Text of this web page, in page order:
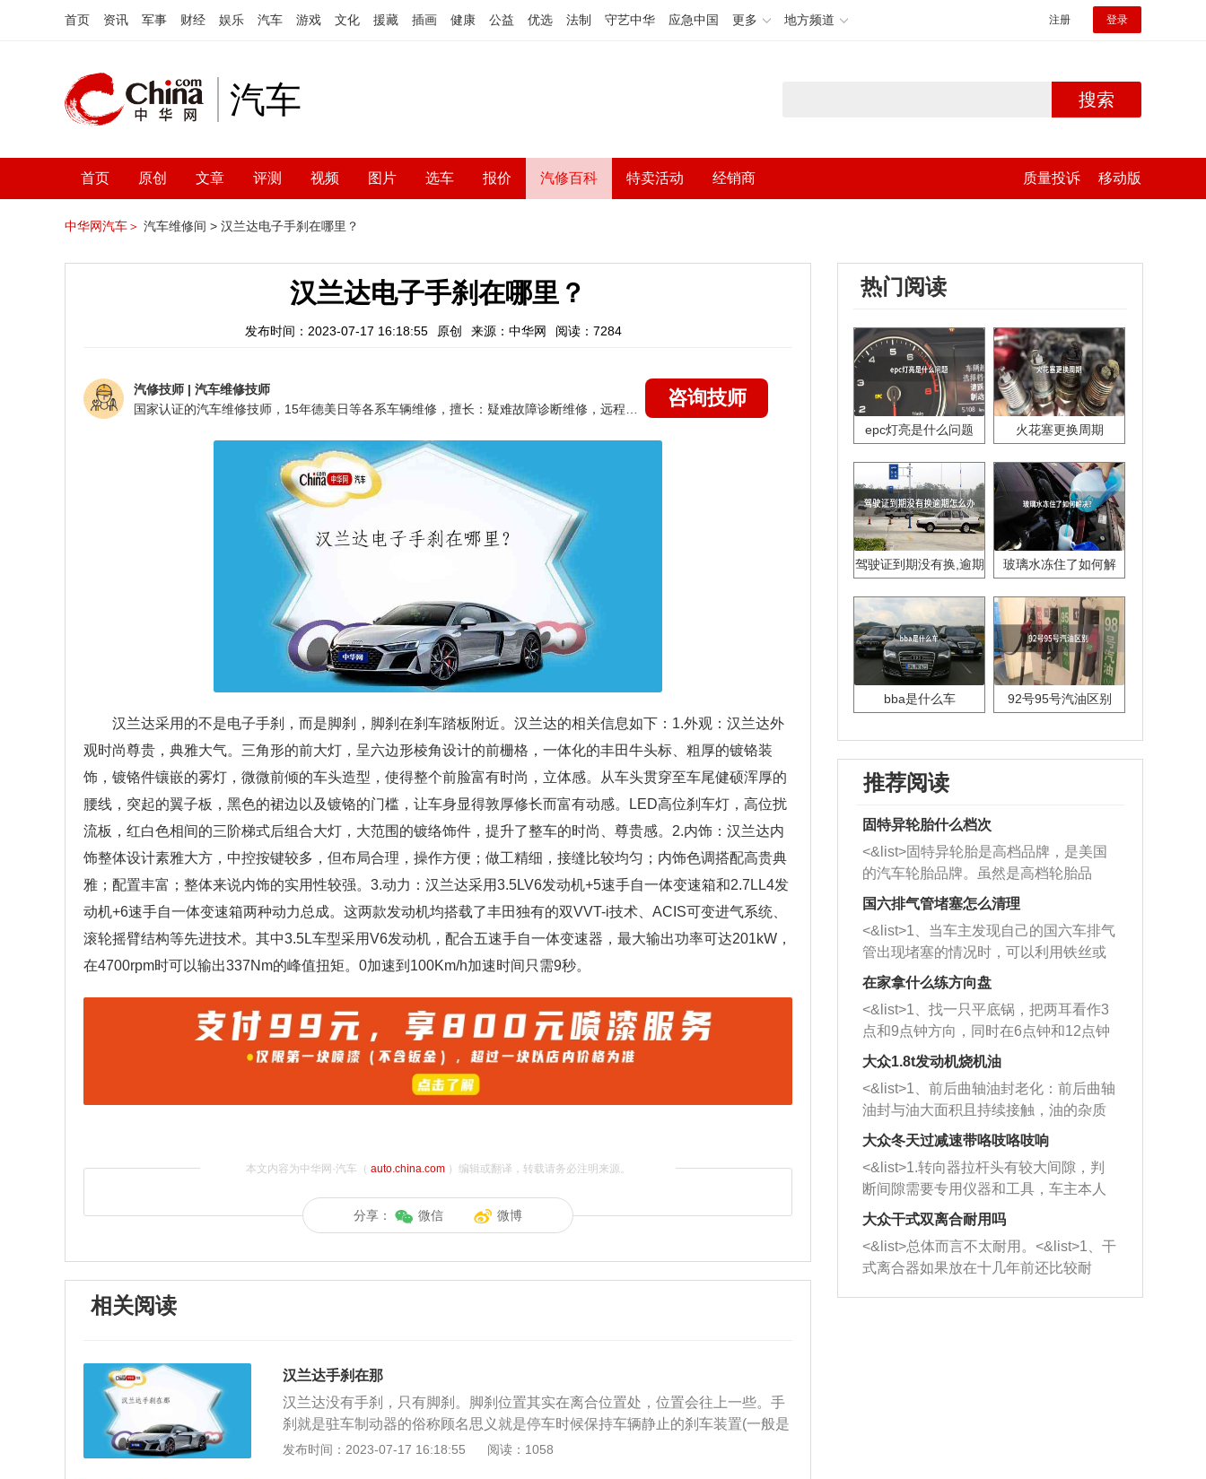
首页 资讯 军事 财经 娱乐 汽车 游戏 文化 援藏 插画 健康 公益 优选 法制 守艺中华 应急中国 更多 地方频道 注册 登录
汽车 搜索
首页 原创 文章 评测 视频 图片 选车 报价 汽修百科 特卖活动 经销商 质量投诉 移动版
中华网汽车＞ 汽车维修间 > 汉兰达电子手刹在哪里？
汉兰达电子手刹在哪里？
发布时间：2023-07-17 16:18:55 原创 来源：中华网 阅读：7284
汽修技师 | 汽车维修技师
咨询技师
汉兰达采用的不是电子手刹，而是脚刹，脚刹在刹车踏板附近。汉兰达的相关信息如下：1.外观：汉兰达外
观时尚尊贵，典雅大气。三角形的前大灯，呈六边形棱角设计的前栅格，一体化的丰田牛头标、粗厚的镀铬装
饰，镀铬件镶嵌的雾灯，微微前倾的车头造型，使得整个前脸富有时尚，立体感。从车头贯穿至车尾健硕浑厚的
腰线，突起的翼子板，黑色的裙边以及镀铬的门槛，让车身显得敦厚修长而富有动感。LED高位刹车灯，高位扰
流板，红白色相间的三阶梯式后组合大灯，大范围的镀络饰件，提升了整车的时尚、尊贵感。2.内饰：汉兰达内
饰整体设计素雅大方，中控按键较多，但布局合理，操作方便；做工精细，接缝比较均匀；内饰色调搭配高贵典
雅；配置丰富；整体来说内饰的实用性较强。3.动力：汉兰达采用3.5LV6发动机+5速手自一体变速箱和2.7LL4发
动机+6速手自一体变速箱两种动力总成。这两款发动机均搭载了丰田独有的双VVT-i技术、ACIS可变进气系统、
滚轮摇臂结构等先进技术。其中3.5L车型采用V6发动机，配合五速手自一体变速器，最大输出功率可达201kW，
在4700rpm时可以输出337Nm的峰值扭矩。0加速到100Km/h加速时间只需9秒。
本文内容为中华网·汽车（ auto.china.com）编辑或翻译，转载请务必注明来源。
分享： 微信 微博
相关阅读
汉兰达手刹在那
汉兰达没有手刹，只有脚刹。脚刹位置其实在离合位置处，位置会往上一些。手
刹就是驻车制动器的俗称顾名思义就是停车时候保持车辆静止的刹车装置(一般是
在需要长时间停车的时候使用，当然新手也需要手刹来做半坡起步)，而脚刹是行
发布时间：2023-07-17 16:18:55 阅读：1058
热门阅读
epc灯亮是什么问题 火花塞更换周期
驾驶证到期没有换,逾期
玻璃水冻住了如何解
bba是什么车 92号95号汽油区别
推荐阅读
固特异轮胎什么档次
<&list>固特异轮胎是高档品牌，是美国
的汽车轮胎品牌。虽然是高档轮胎品
牌，但是中高低端的轮胎都有生产，这
也是为了更好的开拓市场。
国六排气管堵塞怎么清理
<&list>1、当车主发现自己的国六车排气
管出现堵塞的情况时，可以利用铁丝或
者是细棍，直接将杂物给取出来，如果
堵塞情况比较严重，也可以采取应急措
施。 <&list>2、直接利用木棍将所有的
杂物推到排气管里面的位置处，然后将
三元催化器拆解开，就可以将堵塞的东
西取出来。但如果是因为积碳过多引起
的堵塞，就需要将三元催化器泡在草酸
洗剂对堵塞的情况得到解决，将清洗剂
放在燃油箱中，与燃油混合后，车辆启
动时，就可以和汽油一起进入到燃烧
室，最后形成废气排出，就可以让三元
催化器得到清洗，排气管堵塞的情况就
能够得到解决。
在家拿什么练方向盘
<&list>1、找一只平底锅，把两耳看作3
点和9点钟方向，同时在6点钟和12点钟
方向做一个标记。 <&list>2、双手握住
一圈半的练习，往右同样也要打相同的
圈数。 <&list>3、最后强调要反复练
习，这样就可以形成肌肉记忆，在真实
驾驶车辆时，不需要记忆也能打好方
向。
大众1.8t发动机烧机油
<&list>1、前后曲轴油封老化：前后曲轴
油封与油大面积且持续接触，油的杂质
和发动机内持续温度变化使其密封效果
逐渐减弱，导致渗油或漏油。<&list>2、
活塞间隙过大：积碳会使活塞环与缸体
的间隙扩大，导致机油流入燃烧室中，
造成烧机油。<&list>3、机油粘度。使用
机油粘度过小的话，同样会有烧机油现
象，机油粘度过小具有很好的流动性，
大众冬天过减速带咯吱咯吱响
<&list>1.转向器拉杆头有较大间隙，判
断间隙需要专用仪器和工具，车主本人
无法制作，需要将车辆送到修理厂或4s
店；<&list>2.车辆半轴套管防尘罩破
裂，破裂后会出现漏油现象，使半轴磨
损严重，磨损的半轴容易损坏，产生异
响；<&list>3.稳定器的转向胶套和球头
大众干式双离合耐用吗
<&list>总体而言不太耐用。<&list>1、干
式离合器如果放在十几年前还比较耐